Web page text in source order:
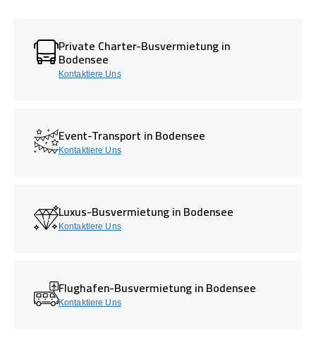
Private Charter-Busvermietung in
Bodensee
Kontaktiere Uns
Event-Transport in Bodensee
Kontaktiere Uns
Luxus-Busvermietung in Bodensee
Kontaktiere Uns
Flughafen-Busvermietung in Bodensee
Kontaktiere Uns